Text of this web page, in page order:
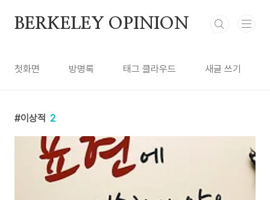
BERKELEY OPINION
첫화면 방명록 태그 클라우드 새글 쓰기
이상적 2